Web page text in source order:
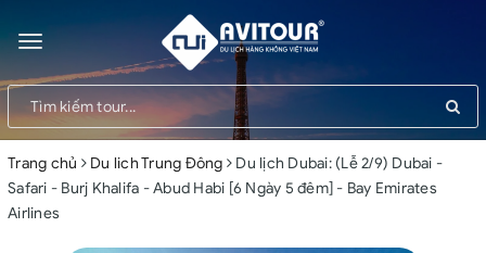
Toggle
navigation
Trang chủ Du lich Trung Đông
Du lịch Dubai: (Lễ 2/9) Dubai -
Safari - Burj Khalifa - Abud Habi [6 Ngày 5 đêm] - Bay Emirates
Airlines